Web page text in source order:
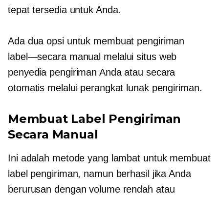
tepat tersedia untuk Anda.
Ada dua opsi untuk membuat pengiriman
label—secara manual melalui situs web
penyedia pengiriman Anda atau secara
otomatis melalui perangkat lunak pengiriman.
Membuat Label Pengiriman
Secara Manual
Ini adalah metode yang lambat untuk membuat
label pengiriman, namun berhasil jika Anda
berurusan dengan volume rendah atau